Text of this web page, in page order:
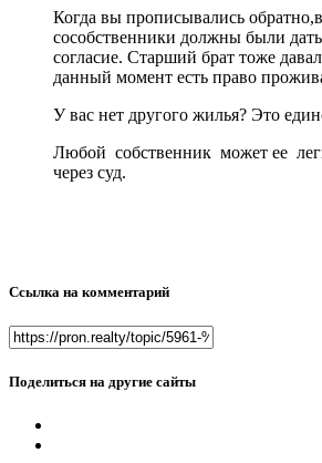
Когда вы прописывались
сособственники должны были
согласие. Старший брат тоже
данный момент есть право
У вас нет другого жилья? Это
Любой собственник может ее
через суд.
Ссылка на комментарий
Поделиться на другие сайты